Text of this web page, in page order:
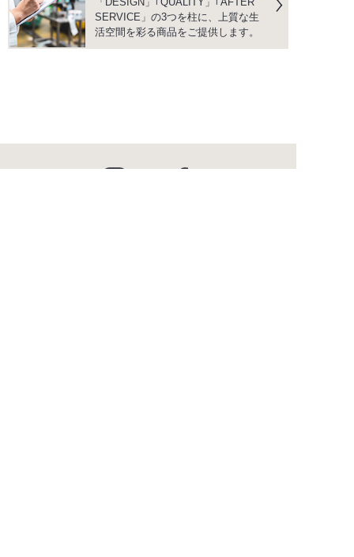
SERVICE」の3つを柱に、上質な生
活空間を彩る商品をご提供します。